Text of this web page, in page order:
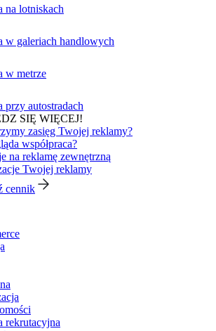
na lotniskach
w galeriach handlowych
w metrze
przy autostradach
SIĘ WIĘCEJ!
zasięg Twojej reklamy?
współpraca?
na reklamę zewnętrzną
Twojej reklamy
cennik
rekrutacyjna